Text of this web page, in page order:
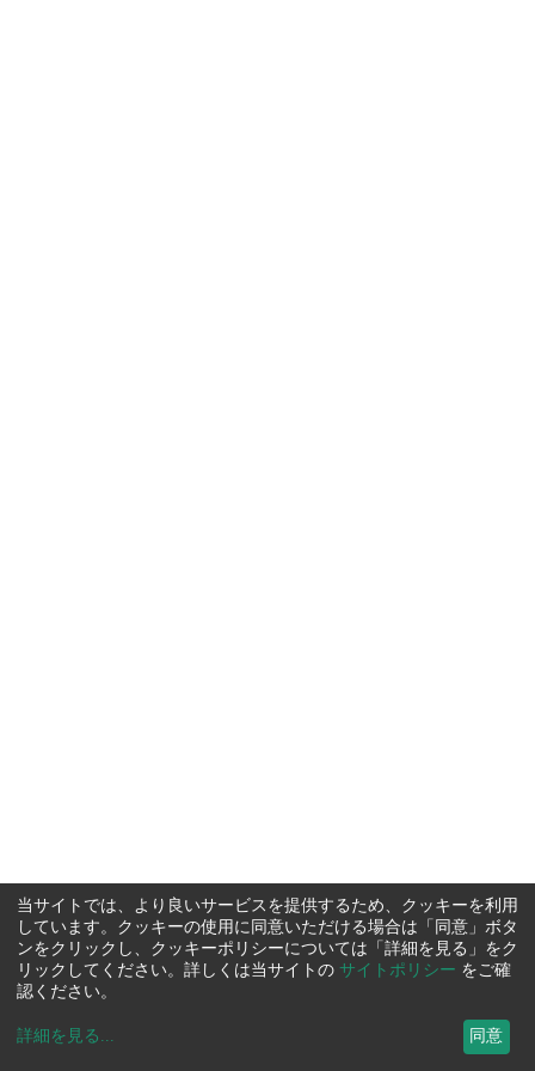
当サイトでは、より良いサービスを提供するため、クッキーを利用
しています。クッキーの使用に同意いただける場合は「同意」ボタ
ンをクリックし、クッキーポリシーについては「詳細を見る」をク
リックしてください。詳しくは当サイトの サイトポリシー をご確
認ください。
詳細を見る ... 同意